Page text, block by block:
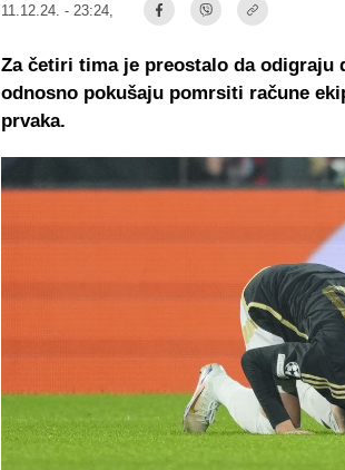
11.12.24. - 23:24,
Za četiri tima je preostalo da odigraju
odnosno pokušaju pomrsiti račune
prvaka.